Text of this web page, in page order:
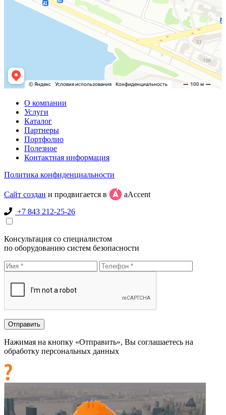
О компании
Услуги
Каталог
Партнеры
Портфолио
Полезное
Контактная информация
Политика конфиденциальности
Сайт создан и продвигается в
aAccent
+7 843 212-25-26
Консультация со специалистом
по оборудованию систем безопасности
Нажимая на кнопку «Отправить», Вы соглашаетесь на
обработку персональных данных